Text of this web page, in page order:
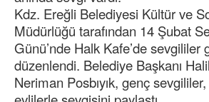
Kdz. Ereğli Belediyesi Kültür ve
Müdürlüğü tarafından 14 Şubat
Günü’nde Halk Kafe’de sevgililer
düzenlendi. Belediye Başkanı
Neriman Posbıyık, genç